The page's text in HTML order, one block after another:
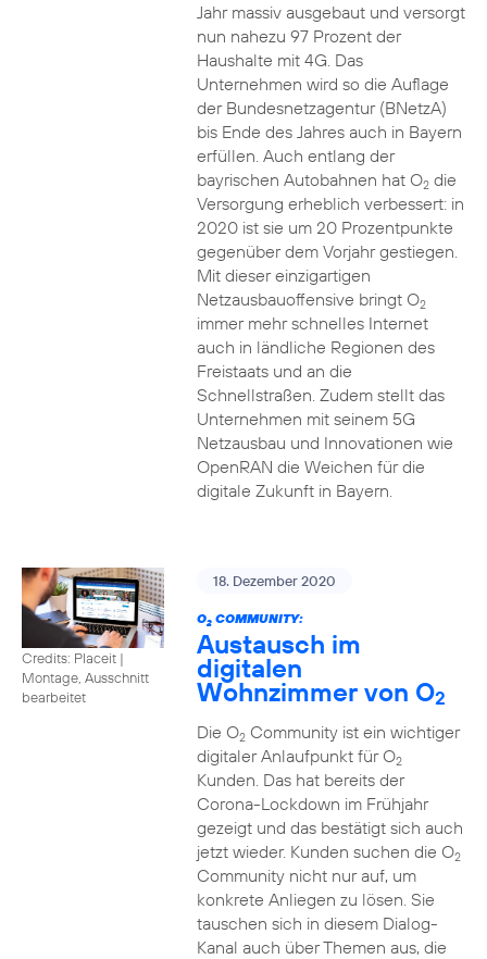
Jahr massiv ausgebaut und versorgt
nun nahezu 97 Prozent der
Haushalte mit 4G. Das
Unternehmen wird so die Auflage
der Bundesnetzagentur (BNetzA)
bis Ende des Jahres auch in Bayern
erfüllen. Auch entlang der
bayrischen Autobahnen hat O2die
Versorgung erheblich verbessert: in
2020 ist sie um 20 Prozentpunkte
gegenüber dem Vorjahr gestiegen.
Mit dieser einzigartigen
Netzausbauoffensive bringt O2
immer mehr schnelles Internet
auch in ländliche Regionen des
Freistaats und an die
Schnellstraßen. Zudem stellt das
Unternehmen mit seinem 5G
Netzausbau und Innovationen wie
OpenRAN die Weichen für die
digitale Zukunft in Bayern.
Credits: Placeit |
Montage, Ausschnitt
bearbeitet
18. Dezember 2020
O2COMMUNITY:
Austausch im
digitalen
Wohnzimmer von O2
Die O2Community ist ein wichtiger
digitaler Anlaufpunkt für O2
Kunden. Das hat bereits der
Corona-Lockdown im Frühjahr
gezeigt und das bestätigt sich auch
jetzt wieder. Kunden suchen die O2
Community nicht nur auf, um
konkrete Anliegen zu lösen. Sie
tauschen sich in diesem Dialog-
Kanal auch über Themen aus, die